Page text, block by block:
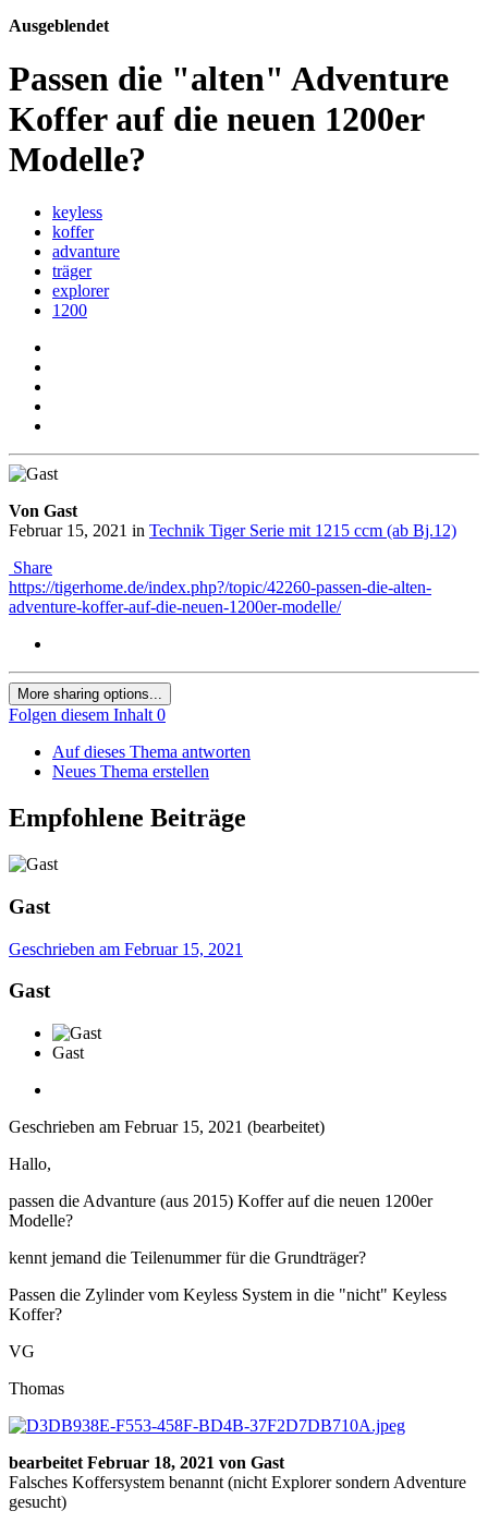
Ausgeblendet
Passen die "alten" Adventure
Koffer auf die neuen 1200er
Modelle?
keyless
koffer
advanture
träger
explorer
1200
Von Gast
Februar 15, 2021 in Technik Tiger Serie mit 1215 ccm (ab Bj.12)
Share
https://tigerhome.de/index.php?/topic/42260-passen-die-alten-
adventure-koffer-auf-die-neuen-1200er-modelle/
More sharing options...
Folgen diesem Inhalt 0
Auf dieses Thema antworten
Neues Thema erstellen
Empfohlene Beiträge
Gast
Geschrieben am Februar 15, 2021
Gast
Gast
Geschrieben am Februar 15, 2021 (bearbeitet)
Hallo,
passen die Advanture (aus 2015) Koffer auf die neuen 1200er
Modelle?
kennt jemand die Teilenummer für die Grundträger?
Passen die Zylinder vom Keyless System in die "nicht" Keyless
Koffer?
VG
Thomas
bearbeitet Februar 18, 2021 von Gast
Falsches Koffersystem benannt (nicht Explorer sondern Adventure
gesucht)